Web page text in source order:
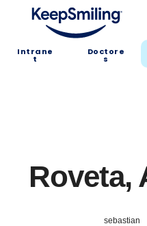
Intrane
t
Doctore
s
Roveta,
sebastian